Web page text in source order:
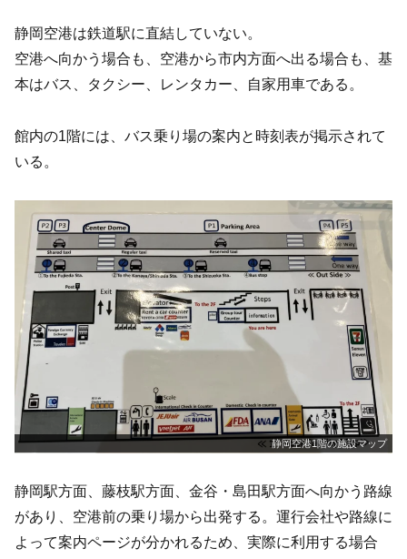
静岡空港は鉄道駅に直結していない。
空港へ向かう場合も、空港から市内方面へ出る場合も、基
本はバス、タクシー、レンタカー、自家用車である。
館内の1階には、バス乗り場の案内と時刻表が掲示されて
いる。
静岡空港1階の施設マップ
静岡駅方面、藤枝駅方面、金谷・島田駅方面へ向かう路線
があり、空港前の乗り場から出発する。運行会社や路線に
よって案内ページが分かれるため、実際に利用する場合